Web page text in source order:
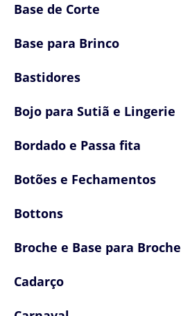
Base de Corte
Base para Brinco
Bastidores
Bojo para Sutiã e Lingerie
Bordado e Passa fita
Botões e Fechamentos
Bottons
Broche e Base para Broche
Cadarço